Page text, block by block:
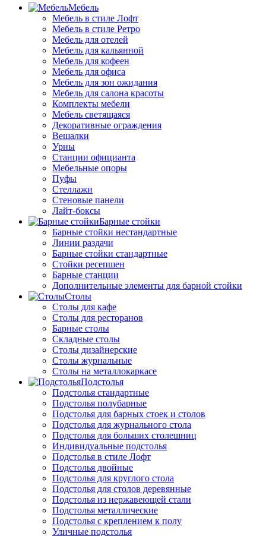
Мебель
Мебель в стиле Лофт
Мебель в стиле Ретро
Мебель для отелей
Мебель для кальянной
Мебель для кофеен
Мебель для офиса
Мебель для зон ожидания
Мебель для салона красоты
Комплекты мебели
Мебель светящаяся
Декоративные ограждения
Вешалки
Урны
Станции официанта
Мебельные опоры
Пуфы
Стеллажи
Стеновые панели
Лайт-боксы
Барные стойки
Барные стойки нестандартные
Линии раздачи
Барные стойки стандартные
Стойки ресепшен
Барные станции
Дополнительные элементы для барной стойки
Столы
Столы для кафе
Столы для ресторанов
Барные столы
Складные столы
Столы дизайнерские
Столы журнальные
Столы на металлокаркасе
Подстолья
Подстолья стандартные
Подстолья полубарные
Подстолья для барных стоек и столов
Подстолья для журнального стола
Подстолья для больших столешниц
Индивидуальные подстолья
Подстолья в стиле Лофт
Подстолья двойные
Подстолья для круглого стола
Подстолья для столов деревянные
Подстолья из нержавеющей стали
Подстолья металлические
Подстолья с креплением к полу
Уличные подстолья